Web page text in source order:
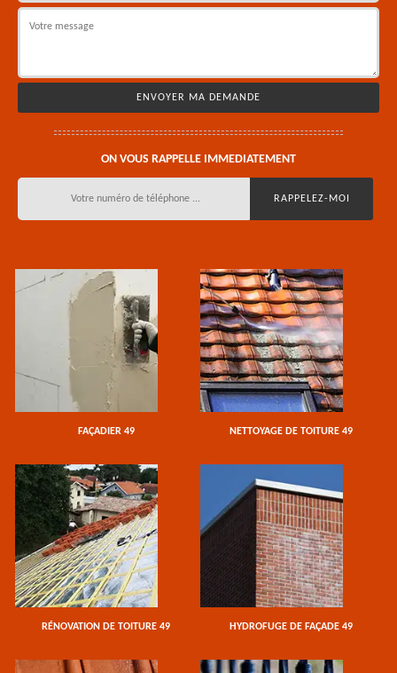
ON VOUS RAPPELLE IMMEDIATEMENT
FAÇADIER 49 NETTOYAGE DE TOITURE 49
RÉNOVATION DE TOITURE 49 HYDROFUGE DE FAÇADE 49